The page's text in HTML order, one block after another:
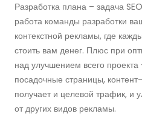
Разработка плана – задача
работа команды разработки
контекстной рекламы, где
стоить вам денег. Плюс при
над улучшением всего проекта
посадочные страницы,
получает и целевой трафик, и
от других видов рекламы.